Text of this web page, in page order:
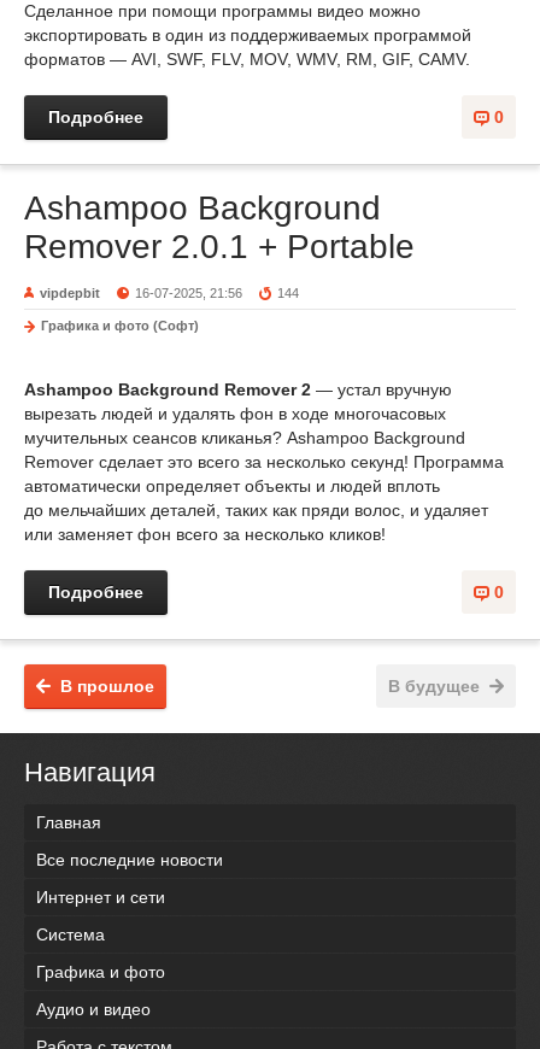
Сделанное при помощи программы видео можно
экспортировать в один из поддерживаемых программой
форматов — AVI, SWF, FLV, MOV, WMV, RM, GIF, CAMV.
0
Подробнее
Ashampoo Background
Remover 2.0.1 + Portable
vipdepbit 16-07-2025, 21:56 144
Графика и фото (Софт)
Ashampoo Background Remover 2 — устал вручную
вырезать людей и удалять фон в ходе многочасовых
мучительных сеансов кликанья? Ashampoo Background
Remover сделает это всего за несколько секунд! Программа
автоматически определяет объекты и людей вплоть
до мельчайших деталей, таких как пряди волос, и удаляет
или заменяет фон всего за несколько кликов!
0
Подробнее
В будущее
В прошлое
Навигация
Главная
Все последние новости
Интернет и сети
Система
Графика и фото
Аудио и видео